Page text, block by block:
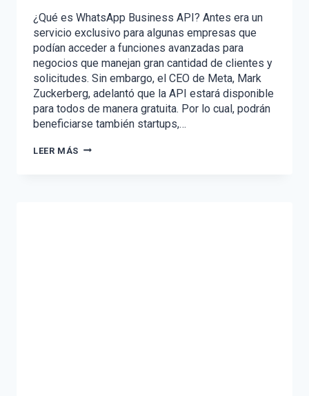
¿Qué es WhatsApp Business API? Antes era un
servicio exclusivo para algunas empresas que
podían acceder a funciones avanzadas para
negocios que manejan gran cantidad de clientes y
solicitudes. Sin embargo, el CEO de Meta, Mark
Zuckerberg, adelantó que la API estará disponible
para todos de manera gratuita. Por lo cual, podrán
beneficiarse también startups,…
LEER MÁS CÓMO